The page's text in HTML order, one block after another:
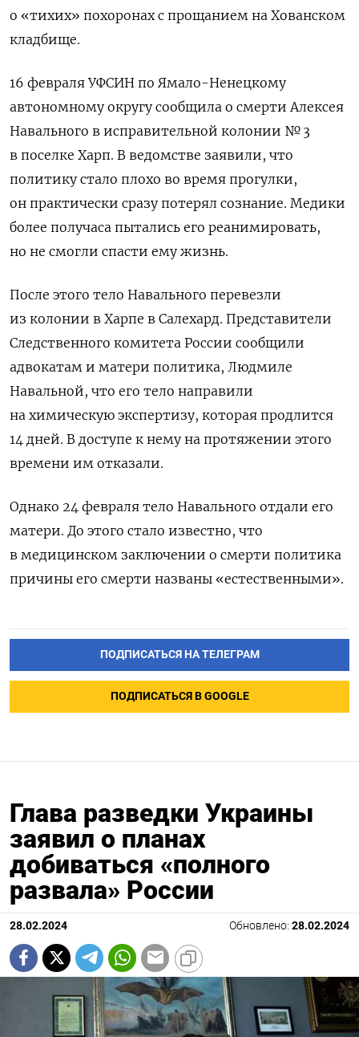
о «тихих» похоронах с прощанием на Хованском
кладбище.
16 февраля УФСИН по Ямало-Ненецкому
автономному округу сообщила о смерти Алексея
Навального в исправительной колонии № 3
в поселке Харп. В ведомстве заявили, что
политику стало плохо во время прогулки,
он практически сразу потерял сознание. Медики
более получаса пытались его реанимировать,
но не смогли спасти ему жизнь.
После этого тело Навального перевезли
из колонии в Харпе в Салехард. Представители
Следственного комитета России сообщили
адвокатам и матери политика, Людмиле
Навальной, что его тело направили
на химическую экспертизу, которая продлится
14 дней. В доступе к нему на протяжении этого
времени им отказали.
Однако 24 февраля тело Навального отдали его
матери. До этого стало известно, что
в медицинском заключении о смерти политика
причины его смерти названы «естественными».
ПОДПИСАТЬСЯ НА ТЕЛЕГРАМ
ПОДПИСАТЬСЯ В GOOGLE
Глава разведки Украины
заявил о планах
добиваться «полного
развала» России
28.02.2024 Обновлено: 28.02.2024